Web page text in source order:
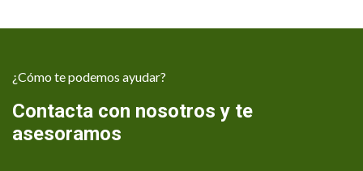
¿Cómo te podemos ayudar?
Contacta con nosotros y te
asesoramos